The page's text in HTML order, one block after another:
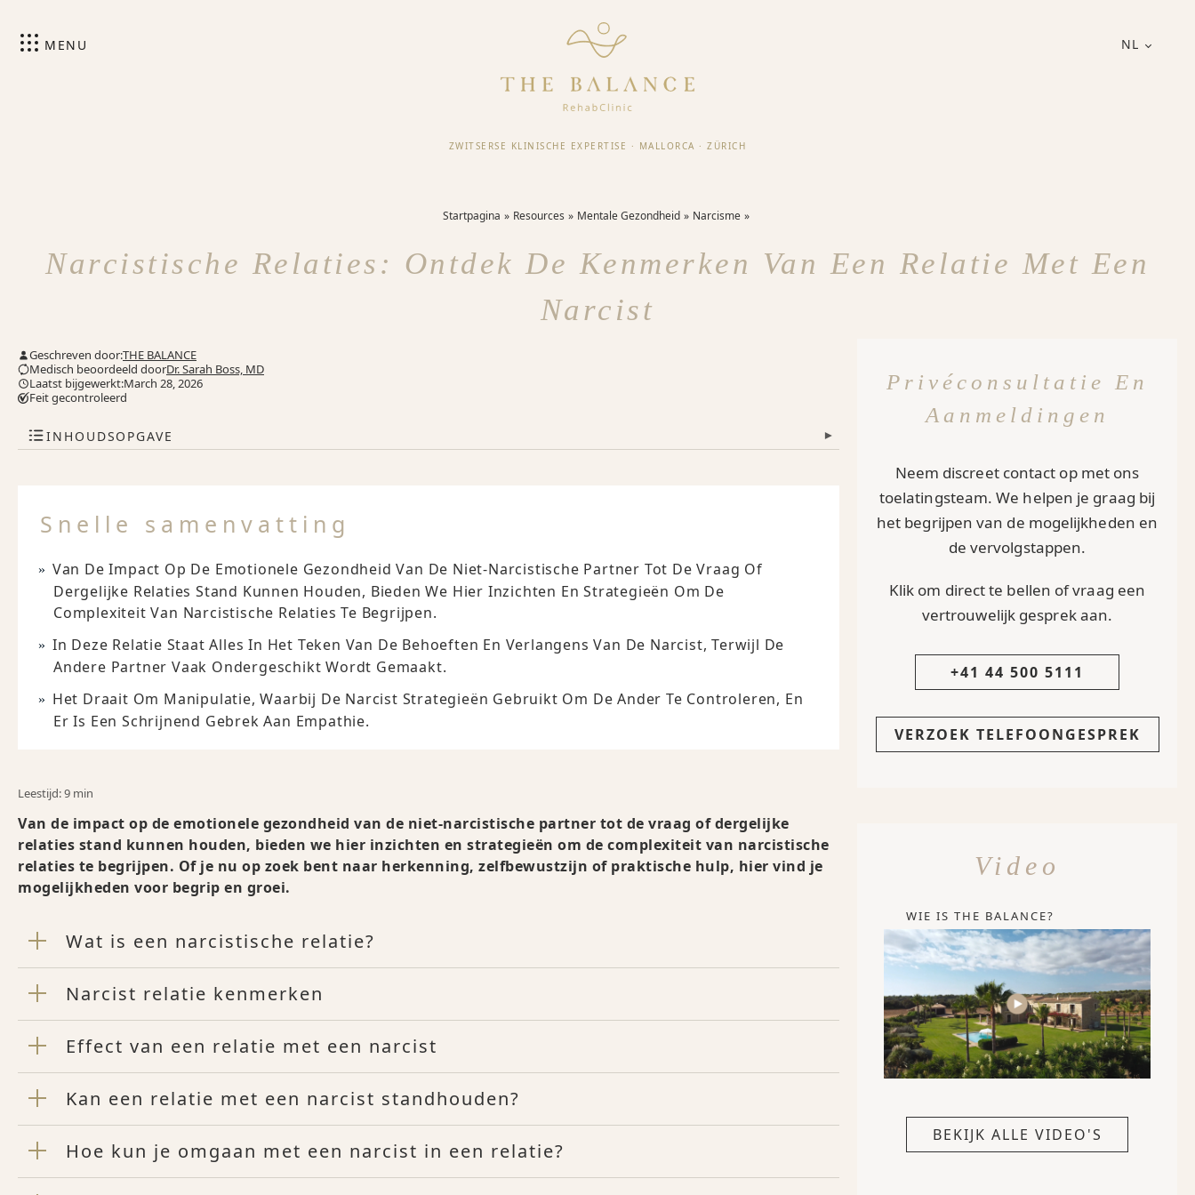
NL
MENU
ZWITSERSE KLINISCHE EXPERTISE · MALLORCA · ZÜRICH
Startpagina Resources Mentale Gezondheid Narcisme
Narcistische Relaties: Ontdek De Kenmerken Van Een Relatie Met Een
Narcist
Geschreven door:THE BALANCE
Medisch beoordeeld doorDr. Sarah Boss, MD
Laatst bijgewerkt:March 28, 2026
Feit gecontroleerd
INHOUDSOPGAVE ▾
Snelle samenvatting
Van De Impact Op De Emotionele Gezondheid Van De Niet-Narcistische Partner Tot De Vraag Of
Dergelijke Relaties Stand Kunnen Houden, Bieden We Hier Inzichten En Strategieën Om De
Complexiteit Van Narcistische Relaties Te Begrijpen.
In Deze Relatie Staat Alles In Het Teken Van De Behoeften En Verlangens Van De Narcist, Terwijl De
Andere Partner Vaak Ondergeschikt Wordt Gemaakt.
Het Draait Om Manipulatie, Waarbij De Narcist Strategieën Gebruikt Om De Ander Te Controleren, En
Er Is Een Schrijnend Gebrek Aan Empathie.
Leestijd: 9 min
Van de impact op de emotionele gezondheid van de niet-narcistische partner tot de vraag of dergelijke
relaties stand kunnen houden, bieden we hier inzichten en strategieën om de complexiteit van narcistische
relaties te begrijpen. Of je nu op zoek bent naar herkenning, zelfbewustzijn of praktische hulp, hier vind je
mogelijkheden voor begrip en groei.
Wat is een narcistische relatie?
Narcist relatie kenmerken
Effect van een relatie met een narcist
Kan een relatie met een narcist standhouden?
Hoe kun je omgaan met een narcist in een relatie?
Privéconsultatie En
Aanmeldingen
Neem discreet contact op met ons
toelatingsteam. We helpen je graag bij
het begrijpen van de mogelijkheden en
de vervolgstappen.
Klik om direct te bellen of vraag een
vertrouwelijk gesprek aan.
+41 44 500 5111
VERZOEK TELEFOONGESPREK
Video
WIE IS THE BALANCE?
BEKIJK ALLE VIDEO'S